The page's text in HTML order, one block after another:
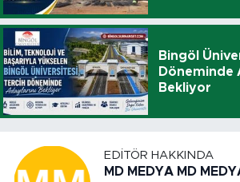
Bingöl
Döneminde
Bekliyor
EDITÖR HAKKINDA
MD MEDYA MD